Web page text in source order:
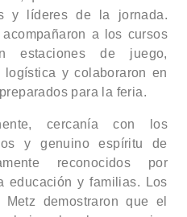
y líderes de la jornada.
a los cursos
estaciones de juego,
y colaboraron en
para la feria.
cercanía con los
y genuino espíritu de
reconocidos por
educación y familias. Los
demostraron que el